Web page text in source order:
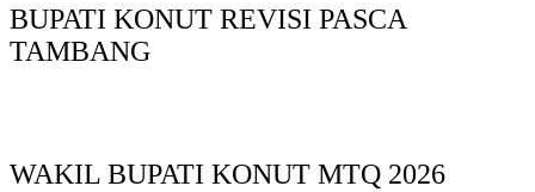
BUPATI KONUT REVISI PASCA
TAMBANG
WAKIL BUPATI KONUT MTQ 2026